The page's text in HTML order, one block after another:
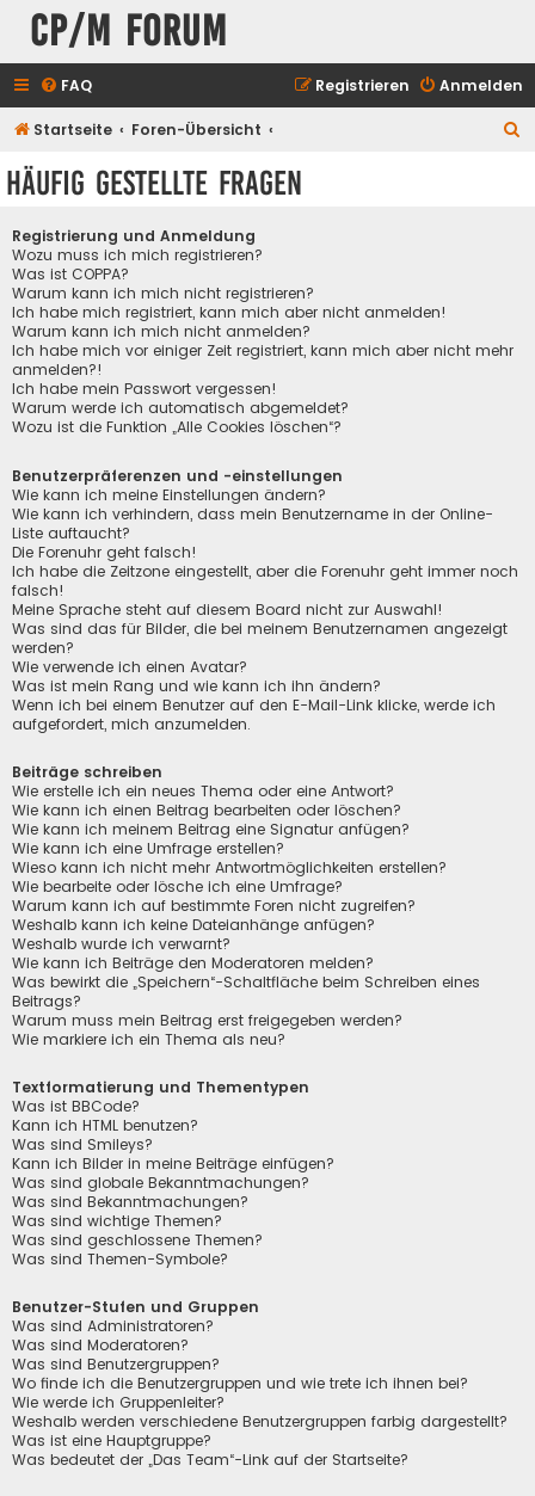
CP/M Forum
FAQ Anmelden
Registrieren
Startseite Foren-Übersicht
Häufig gestellte Fragen
Registrierung und Anmeldung
Wozu muss ich mich registrieren?
Was ist COPPA?
Warum kann ich mich nicht registrieren?
Ich habe mich registriert, kann mich aber nicht anmelden!
Warum kann ich mich nicht anmelden?
Ich habe mich vor einiger Zeit registriert, kann mich aber nicht mehr
anmelden?!
Ich habe mein Passwort vergessen!
Warum werde ich automatisch abgemeldet?
Wozu ist die Funktion „Alle Cookies löschen“?
Benutzerpräferenzen und -einstellungen
Wie kann ich meine Einstellungen ändern?
Wie kann ich verhindern, dass mein Benutzername in der Online-
Liste auftaucht?
Die Forenuhr geht falsch!
Ich habe die Zeitzone eingestellt, aber die Forenuhr geht immer noch
falsch!
Meine Sprache steht auf diesem Board nicht zur Auswahl!
Was sind das für Bilder, die bei meinem Benutzernamen angezeigt
werden?
Wie verwende ich einen Avatar?
Was ist mein Rang und wie kann ich ihn ändern?
Wenn ich bei einem Benutzer auf den E-Mail-Link klicke, werde ich
aufgefordert, mich anzumelden.
Beiträge schreiben
Wie erstelle ich ein neues Thema oder eine Antwort?
Wie kann ich einen Beitrag bearbeiten oder löschen?
Wie kann ich meinem Beitrag eine Signatur anfügen?
Wie kann ich eine Umfrage erstellen?
Wieso kann ich nicht mehr Antwortmöglichkeiten erstellen?
Wie bearbeite oder lösche ich eine Umfrage?
Warum kann ich auf bestimmte Foren nicht zugreifen?
Weshalb kann ich keine Dateianhänge anfügen?
Weshalb wurde ich verwarnt?
Wie kann ich Beiträge den Moderatoren melden?
Was bewirkt die „Speichern“-Schaltfläche beim Schreiben eines
Beitrags?
Warum muss mein Beitrag erst freigegeben werden?
Wie markiere ich ein Thema als neu?
Textformatierung und Thementypen
Was ist BBCode?
Kann ich HTML benutzen?
Was sind Smileys?
Kann ich Bilder in meine Beiträge einfügen?
Was sind globale Bekanntmachungen?
Was sind Bekanntmachungen?
Was sind wichtige Themen?
Was sind geschlossene Themen?
Was sind Themen-Symbole?
Benutzer-Stufen und Gruppen
Was sind Administratoren?
Was sind Moderatoren?
Was sind Benutzergruppen?
Wo finde ich die Benutzergruppen und wie trete ich ihnen bei?
Wie werde ich Gruppenleiter?
Weshalb werden verschiedene Benutzergruppen farbig dargestellt?
Was ist eine Hauptgruppe?
Was bedeutet der „Das Team“-Link auf der Startseite?